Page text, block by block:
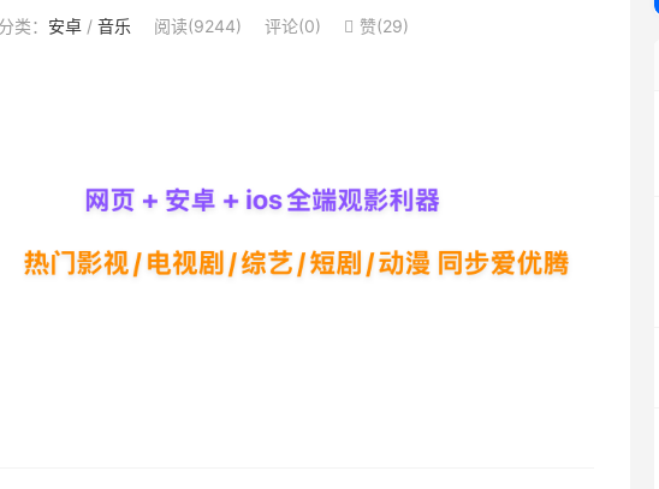
分类： 安卓/ 音乐 阅读(9244) 评论(0)  赞(29)